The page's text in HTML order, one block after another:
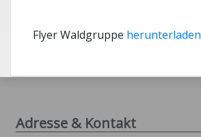
Flyer Waldgruppe herunterladen
Adresse & Kontakt